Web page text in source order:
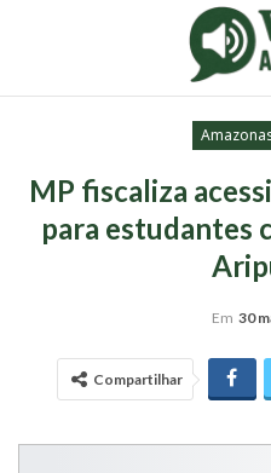
MP fiscaliza
para estudantes
Em 30
Compartilhar